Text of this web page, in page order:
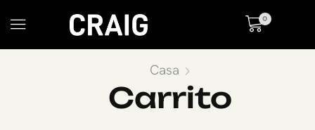
0
Casa
Carrito